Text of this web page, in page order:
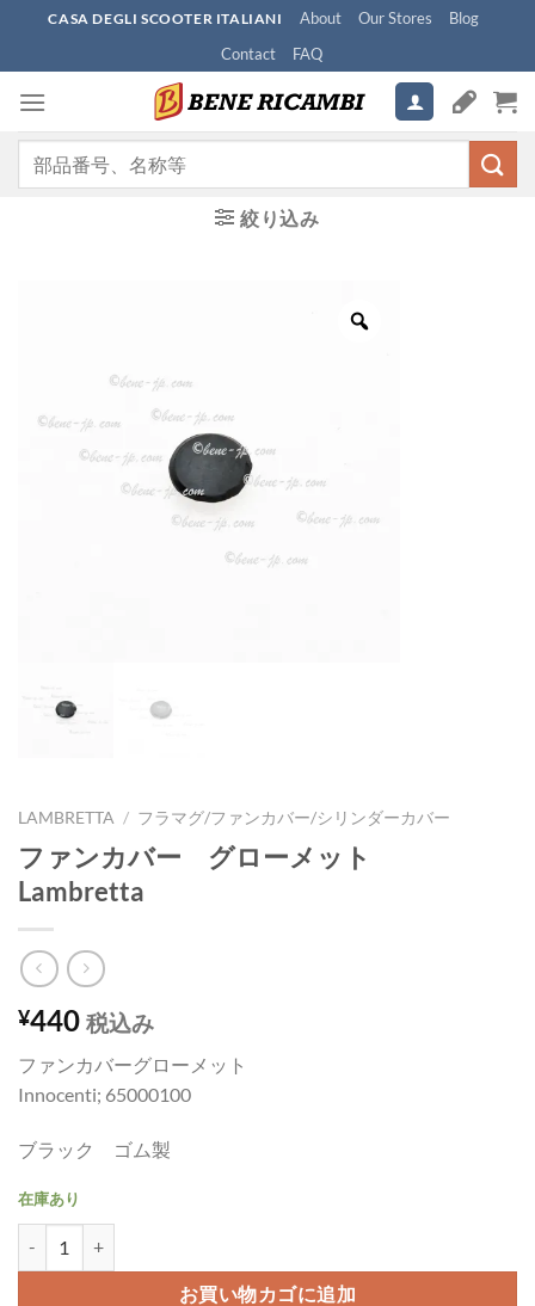
content
CASA DEGLI SCOOTER ITALIANI About Our Stores
Blog
Contact
FAQ
絞り込み
LAMBRETTA / フラマグ/ファンカバー/シリンダーカバー
ファンカバー グローメット
Lambretta
¥440 税込み
ファンカバーグローメット
Innocenti; 65000100
ブラック ゴム製
在庫あり
お買い物カゴに追加